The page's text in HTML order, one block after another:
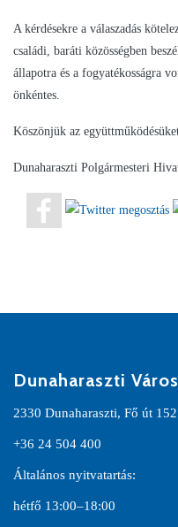
A kérdésekre a válaszadás
családi, baráti közösségben
állapotra és a fogyatékosságra
önkéntes.
Köszönjük az
Dunaharaszti Polgármesteri
Dunaharaszti
2330 Dunaharaszti, Fő út
+36 24 504 400
Általános nyitvatartás:
hétfő 13:00–18:00